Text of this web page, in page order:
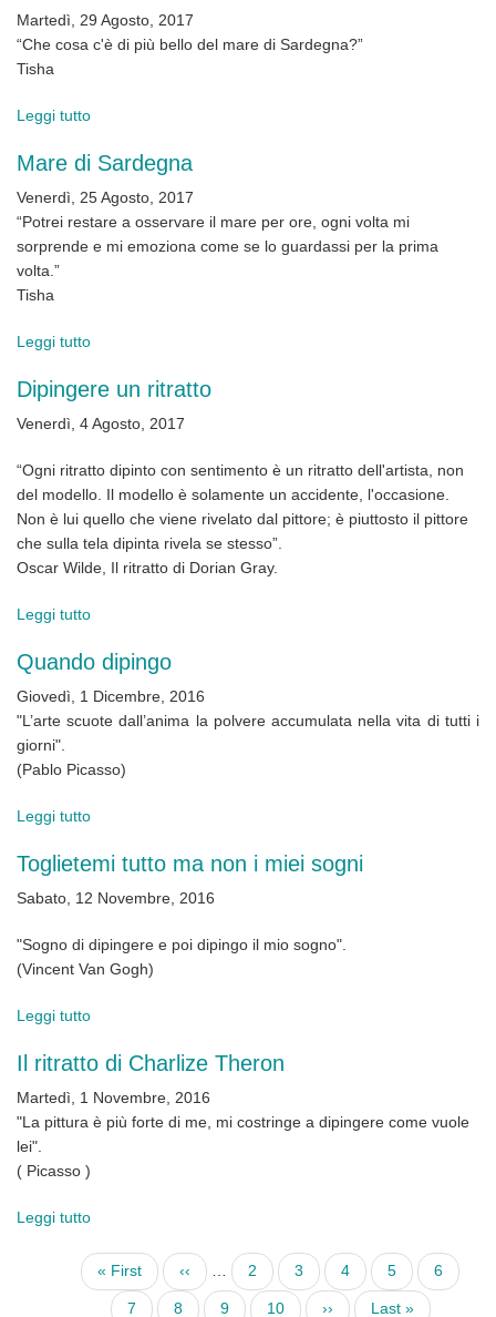
cm,
a
realizzato
da
Tisha
(
Tiziana
mare
più
Martedì, 29 Agosto, 2017
“Che cosa c'è di più bello del mare di Sardegna?”
Tisha
Leggi tutto
nel
mare
di
Sardegna
Mare di Sardegna
Venerdì, 25 Agosto, 2017
“Potrei restare a osservare il mare per ore, ogni volta mi
sorprende e mi emoziona come se lo guardassi per la prima
volta.”
Tisha
Leggi tutto
di
Sardegna
Dipingere un ritratto
Venerdì, 4 Agosto, 2017
“Ogni ritratto dipinto con sentimento è un ritratto dell'artista, non
del modello. Il modello è solamente un accidente, l'occasione.
Non è lui quello che viene rivelato dal pittore; è piuttosto il pittore
che sulla tela dipinta rivela se stesso”.
Oscar Wilde, Il ritratto di Dorian Gray.
Leggi tutto
un
ritratto
Quando dipingo
Giovedì, 1 Dicembre, 2016
"L’arte scuote dall’anima la polvere accumulata nella vita di tutti i
giorni".
(Pablo Picasso)
Leggi tutto
dipingo
Toglietemi tutto ma non i miei sogni
Sabato, 12 Novembre, 2016
"Sogno di dipingere e poi dipingo il mio sogno".
(Vincent Van Gogh)
Leggi tutto
tutto
ma
non
Il ritratto di Charlize Theron
Martedì, 1 Novembre, 2016
"La pittura è più forte di me, mi costringe a dipingere come vuole
lei".
( Picasso )
Leggi tutto
ritratto
di
First
page
« First
Previous
page
‹‹ … Page
2 Page
3 Page
4 Page
5 Page
6
Page
7 Page
8 Pagina
9 Page
10 Next
›› Last
Last »